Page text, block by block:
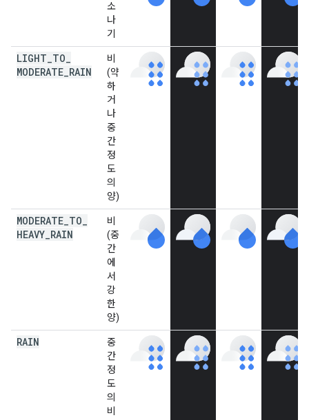
소
나
기
LIGHT TO
MODERATE RAIN
비
(약
하
거
나
중
간
정
도
의
양)
MODERATE TO
HEAVY RAIN
비
(중
간
에
서
강
한
양)
RAIN
중
간
정
도
의
비